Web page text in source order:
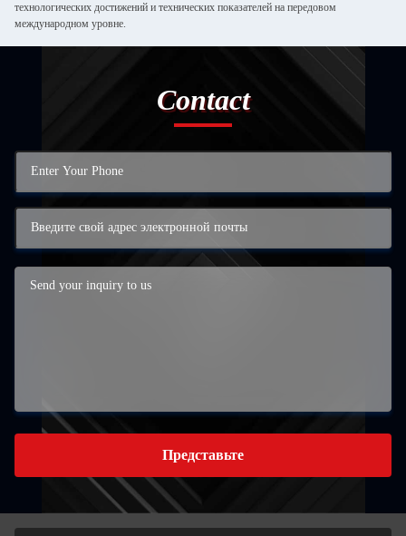
технологических достижений и технических показателей на передовом
международном уровне.
Contact
Представьте